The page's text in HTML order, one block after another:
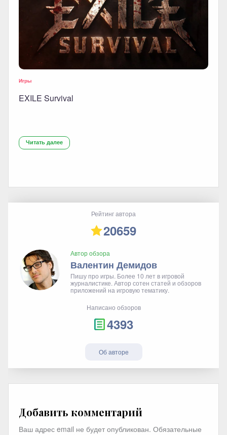
Игры
EXILE Survival
Читать далее
Рейтинг автора
20659
Автор обзора
Валентин Демидов
Пишу про игры. Более 10 лет в игровой
журналистике. Автор сотен статей и обзоров
приложений на игровую тематику.
Написано обзоров
4393
Об авторе
Добавить комментарий
Ваш адрес email не будет опубликован. Обязательные